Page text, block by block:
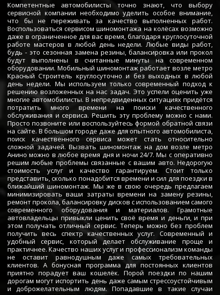
Компетентные автомобилисты точно знают, что выбору
сервисной компании необходимо уделить особое внимание,
что бы не переживать за качество выполненных работ.
Воспользоваться сервисом шиномонтажа на колёсах возможно
даже в ограниченное для вас время, благодаря круглосуточной
работе мастеров в любой день недели. Любые виды работ,
будь - это сезонная замена резины, балансировка или прокол
будут выполнены в считанные минуты на современном
оборудовании. Мобильный шиномонтаж работает возле метро
Красный Строитель круглосуточно и без выходных в любой
день недели. Мы используем только современный подход к
решению возложенных на нас задач. Это успели оценить уже
многие автомобилисты. В непредвиденных ситуациях придётся
потратить много времени на поиски качественного
обслуживания и сервиса. Решить эту проблему можно с нами.
Просто позвоните или воспользуйтесь формой обратной связи
на сайте. В большом городе даже для опытного автомобилиста,
поиск качественного сервиса может стать относительно
сложной задачей. Вызвать шиномонтаж на дом возле метро
Анино можно в любое время дня и ночи 24/7. Мы с оперативно
решим любые проблемы связанные с вашим авто. Недорогую
стоимость услуг и качество гарантируем. Стоит только
представить, сколько понадобится времени и сил для поездки в
ближайший шиномонтаж. Мы же в свою очередь предлагаем
минимизировать ваши затраты времени на замену резины,
ремонт прокола, балансировку дисков с использованием самого
современного оборудования и материалов. Грамотные
автовладельцы привыкли ценить своё время и деньги, и при
этом получать отличный сервис. Теперь можно без проблем
получить весь спектр качественных услуг. Современный и
удобный сервис, который делает обслуживание проще и
практичнее. Качество наших услуг и профессионализм команды
не оставит равнодушным даже самых требовательных
клиентов. А бонусная программа для постоянных клиентов
приятно порадует ваш кошелёк. Порой поездки по нашим
дорогам могут испортить день даже самым стрессоустойчивым
и доброжелательным людям. Попадавшие в такие случаи